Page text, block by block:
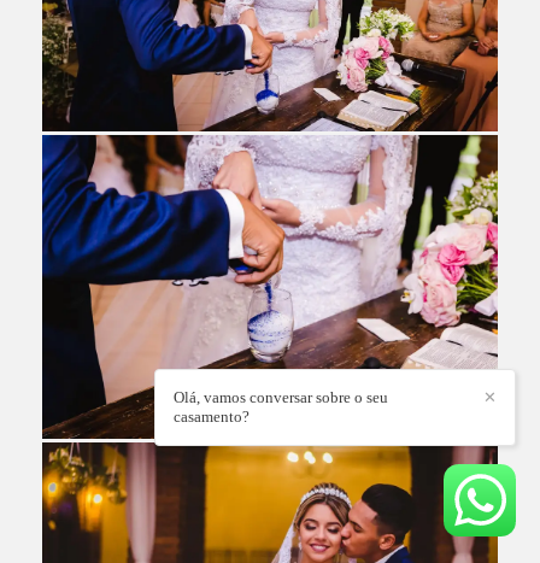
✕
Olá, vamos conversar sobre o seu
casamento?